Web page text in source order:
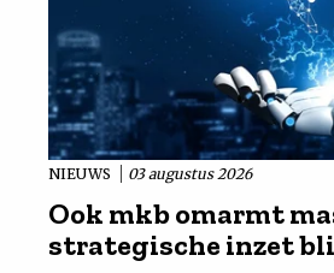
NIEUWS 03 augustus 2026
Ook mkb omarmt
strategische inzet